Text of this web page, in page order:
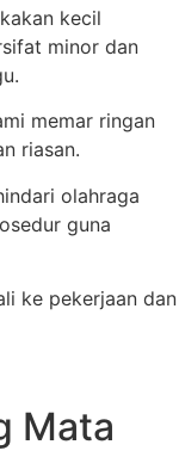
kecil
minor dan
memar ringan
riasan.
olahraga
guna
ke pekerjaan dan
Mata